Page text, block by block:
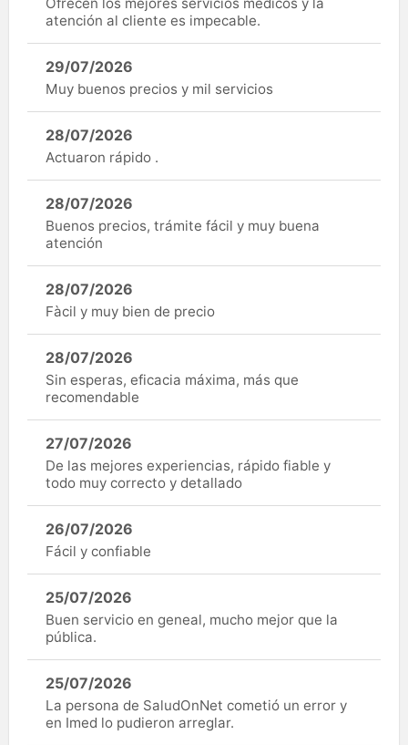
Ofrecen los mejores servicios médicos y la
atención al cliente es impecable.
29/07/2026
Muy buenos precios y mil servicios
28/07/2026
Actuaron rápido .
28/07/2026
Buenos precios, trámite fácil y muy buena
atención
28/07/2026
Fàcil y muy bien de precio
28/07/2026
Sin esperas, eficacia máxima, más que
recomendable
27/07/2026
De las mejores experiencias, rápido fiable y
todo muy correcto y detallado
26/07/2026
Fácil y confiable
25/07/2026
Buen servicio en geneal, mucho mejor que la
pública.
25/07/2026
La persona de SaludOnNet cometió un error y
en Imed lo pudieron arreglar.